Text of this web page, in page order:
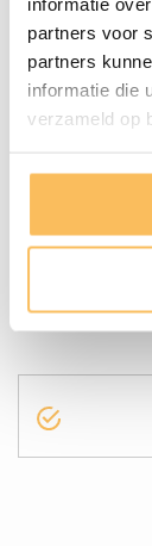
partners voor
partners
informatie die
verzameld op
Aantal
Onderhoud